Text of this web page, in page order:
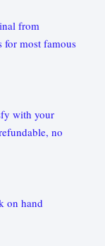
from
for most famous
with your
no
on hand